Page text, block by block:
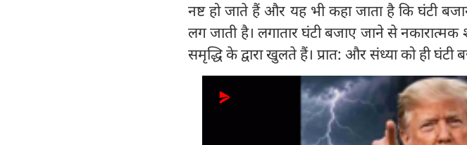
नष्ट हो जाते हैं और यह भी कहा जाता है कि घंटी
लग जाती है। लगातार घंटी बजाए जाने से नकारात्मक
समृद्धि के द्वारा खुलते हैं। प्रात: और संध्या को ही